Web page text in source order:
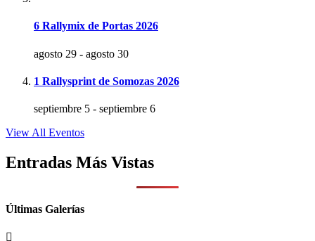
6 Rallymix de Portas 2026
agosto 29 - agosto 30
1 Rallysprint de Somozas 2026
septiembre 5 - septiembre 6
View All Eventos
Entradas Más Vistas
Últimas Galerías